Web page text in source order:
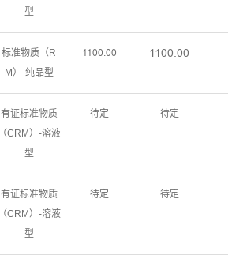
型
标准物质（R
M）-纯品型
ǝǝřřŤřř ǝǝřřŤřř
有证标准物质
（CRM）-溶液
型
待定 待定
有证标准物质
（CRM）-溶液
型
待定 待定